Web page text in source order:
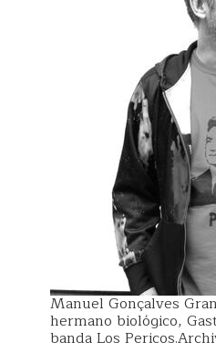
Manuel Gonçalves
hermano biológico,
banda Los